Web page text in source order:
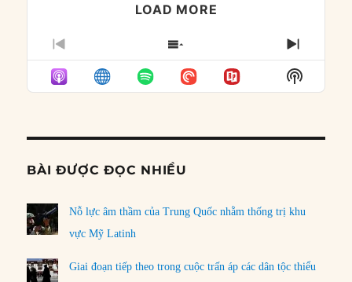
LOAD MORE
PREVIOUS
EPISODE
SHOW
EPISODES
LIST
NEXT
Show
Podcast
BÀI ĐƯỢC ĐỌC NHIỀU
Nỗ lực âm thầm của Trung Quốc nhằm thống trị khu
vực Mỹ Latinh
Giai đoạn tiếp theo trong cuộc trấn áp các dân tộc thiểu